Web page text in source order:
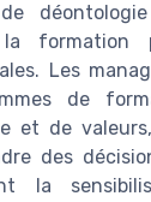
formation
Les
de
et de
des
la